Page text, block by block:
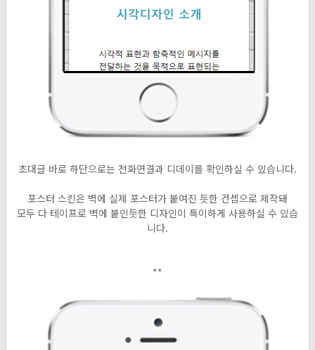
초대글 바로 하단으로는 전화연결과 디데이를 확인하실 수 있습니다.
포스터 스킨은 벽에 실제 포스터가 붙여진 듯한 컨셉으로 제작돼
모두 다 테이프로 벽에 붙인듯한 디자인이 특이하게 사용하실 수 있습
니다.
**